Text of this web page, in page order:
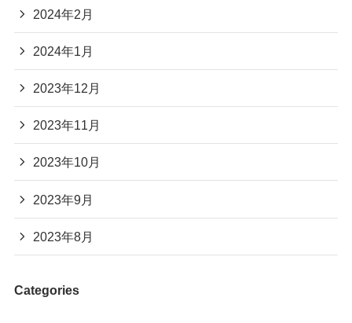
2024年2月
2024年1月
2023年12月
2023年11月
2023年10月
2023年9月
2023年8月
Categories